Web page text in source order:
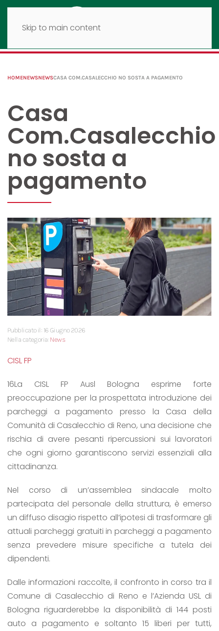
Skip to main content
HOMENEWSNEWSCASA COM.CASALECCHIO NO SOSTA A PAGAMENTO
Casa
Com.Casalecchio
no sosta a
pagamento
Pubblicato il: 16 Giugno 2026
Nella categoria:News
CISL FP
16La CISL FP Ausl Bologna esprime forte
preoccupazione per la prospettata introduzione dei
parcheggi a pagamento presso la Casa della
Comunità di Casalecchio di Reno, una decisione che
rischia di avere pesanti ripercussioni sui lavoratori
che ogni giorno garantiscono servizi essenziali alla
cittadinanza.
Nel corso di un’assemblea sindacale molto
partecipata del personale della struttura, è emerso
un diffuso disagio rispetto all’ipotesi di trasformare gli
attuali parcheggi gratuiti in parcheggi a pagamento
senza prevedere misure specifiche a tutela dei
dipendenti.
Dalle informazioni raccolte, il confronto in corso tra il
Comune di Casalecchio di Reno e l’Azienda USL di
Bologna riguarderebbe la disponibilità di 144 posti
auto a pagamento e soltanto 15 liberi per tutti,